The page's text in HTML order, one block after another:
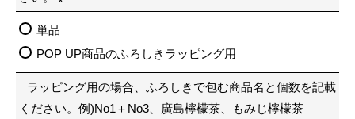
必
)
単品
POP UP商品のふろしきラッピング用
ラッピング用の場合、ふろしきで包む商品名と個数を記載
ください。例)No1＋No3、廣島檸檬茶、もみじ檸檬茶